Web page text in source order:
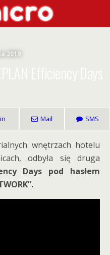
2019
Mail SMS
wnętrzach hotelu
odbyła się druga
Days pod hasłem